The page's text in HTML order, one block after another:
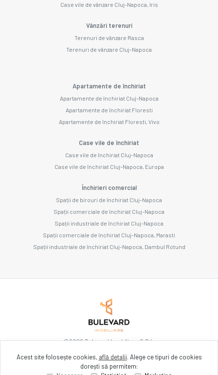
Case vile de vânzare Cluj-Napoca, Iris
Vânzări terenuri
Terenuri de vânzare Rasca
Terenuri de vânzare Cluj-Napoca
Apartamente de închiriat
Apartamente de închiriat Cluj-Napoca
Apartamente de închiriat Floresti
Apartamente de închiriat Floresti, Vivo
Case vile de închiriat
Case vile de închiriat Cluj-Napoca
Case vile de închiriat Cluj-Napoca, Europa
Închirieri comercial
Spații de birouri de închiriat Cluj-Napoca
Spații comerciale de închiriat Cluj-Napoca
Spații industriale de închiriat Cluj-Napoca
Spații comerciale de închiriat Cluj-Napoca, Marasti
Spații industriale de închiriat Cluj-Napoca, Dambul Rotund
©2026Bulevard Imobiliare S.R.L.
Site creat în
Acest site folosește cookies, află detalii. Alege ce tipuri de cookies
dorești să permitem: